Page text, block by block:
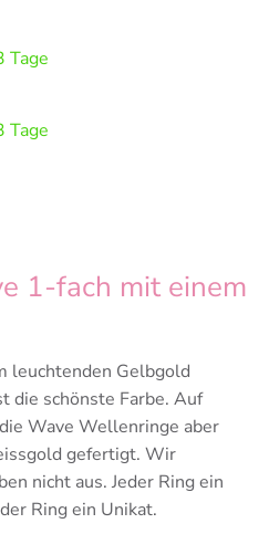
Tage
Tage
1-fach mit einem
leuchtenden Gelbgold
die schönste Farbe. Auf
Wave Wellenringe aber
gefertigt. Wir
nicht aus. Jeder Ring ein
Ring ein Unikat.